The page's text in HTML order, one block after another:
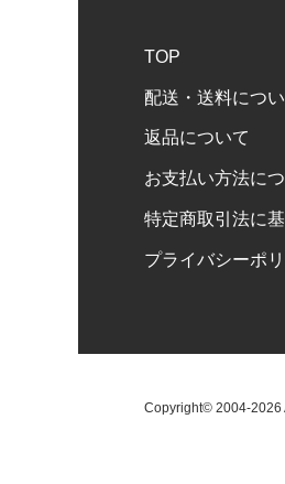
TOP
配送・送料につ
返品について
お支払い方法に
特定商取引法に
プライバシーポ
Copyright© 2004-2026